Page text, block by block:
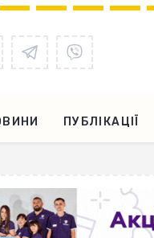
ПУБЛІКАЦІЇ